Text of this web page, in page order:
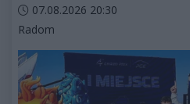
Data dodania artykułu:
07.08.2026 20:30
Kategorie artykułu:
Radom